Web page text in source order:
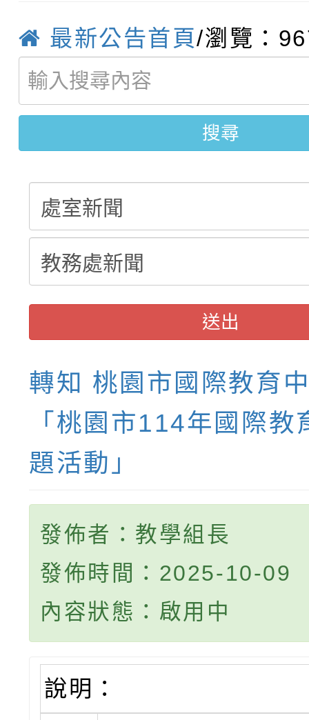
報，惠請貴機關(學校)
宣導。
學年度第1學期第7次代
結果(第10招)
【甄選結果(第2招)】
學年度第1學期第9次代
結果(第2招)
轉知：本市公務人員協
9月16日本府B2大禮堂
1次會員大會暨第7屆會
函轉運動部全民運動署
推動社區運動俱樂部營
計畫」1 份，請踴躍報
權責核予出席人員公(
最新公告首頁/瀏覽：
搜尋
送出
轉知 桃園市國際教育
「桃園市114年國際教
題活動」
發佈者：教學組長
發佈時間：2025-10-09
內容狀態：啟用中
說明：